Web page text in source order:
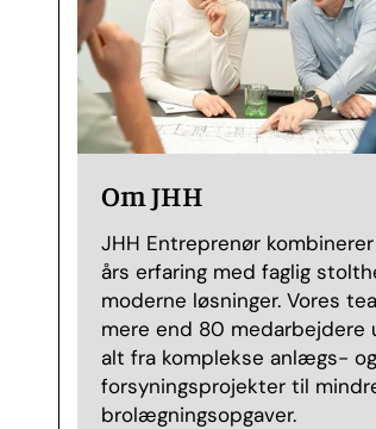
Om JHH
JHH Entreprenør
års erfaring med faglig
moderne løsninger. Vores
mere end 80 medarbejdere
alt fra komplekse anlægs- og
forsyningsprojekter til
brolægningsopgaver.